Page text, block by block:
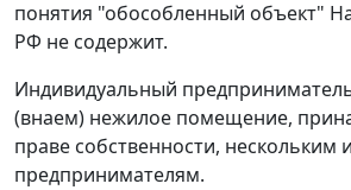
понятия "обособленный объект"
РФ не содержит.
Индивидуальный
(внаем) нежилое помещение,
праве собственности, нескольким
предпринимателям.